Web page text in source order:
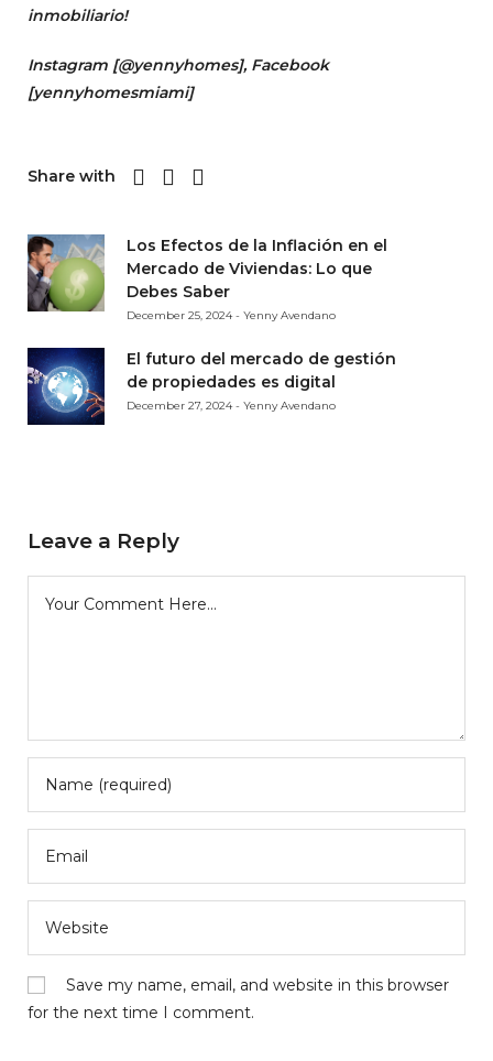
inmobiliario!
Instagram [@yennyhomes], Facebook
[yennyhomesmiami]
Share with
Los Efectos de la Inflación en el
Mercado de Viviendas: Lo que
Debes Saber
December 25, 2024 - Yenny Avendano
El futuro del mercado de gestión
de propiedades es digital
December 27, 2024 - Yenny Avendano
Leave a Reply
Save my name, email, and website in this browser
for the next time I comment.